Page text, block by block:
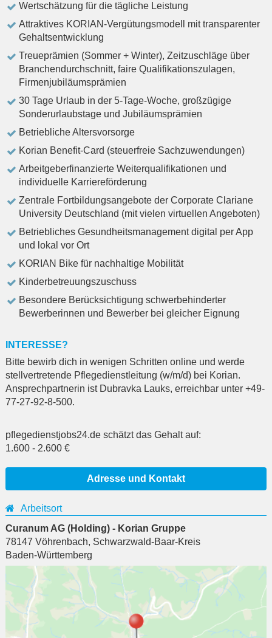
Wertschätzung für die tägliche Leistung
Attraktives KORIAN-Vergütungsmodell mit transparenter
Gehaltsentwicklung
Treueprämien (Sommer + Winter), Zeitzuschläge über
Branchendurchschnitt, faire Qualifikationszulagen,
Firmenjubiläumsprämien
30 Tage Urlaub in der 5-Tage-Woche, großzügige
Sonderurlaubstage und Jubiläumsprämien
Betriebliche Altersvorsorge
Korian Benefit-Card (steuerfreie Sachzuwendungen)
Arbeitgeberfinanzierte Weiterqualifikationen und
individuelle Karriereförderung
Zentrale Fortbildungsangebote der Corporate Clariane
University Deutschland (mit vielen virtuellen Angeboten)
Betriebliches Gesundheitsmanagement digital per App
und lokal vor Ort
KORIAN Bike für nachhaltige Mobilität
Kinderbetreuungszuschuss
Besondere Berücksichtigung schwerbehinderter
Bewerberinnen und Bewerber bei gleicher Eignung
INTERESSE?
Bitte bewirb dich in wenigen Schritten online und werde
stellvertretende Pflegedienstleitung (w/m/d) bei Korian.
Ansprechpartnerin ist Dubravka Lauks, erreichbar unter +49-
77-27-92-8-500.
pflegedienstjobs24.de schätzt das Gehalt auf:
1.600 - 2.600 €
Adresse und Kontakt
Arbeitsort
Curanum AG (Holding) - Korian Gruppe
78147 Vöhrenbach, Schwarzwald-Baar-Kreis
Baden-Württemberg